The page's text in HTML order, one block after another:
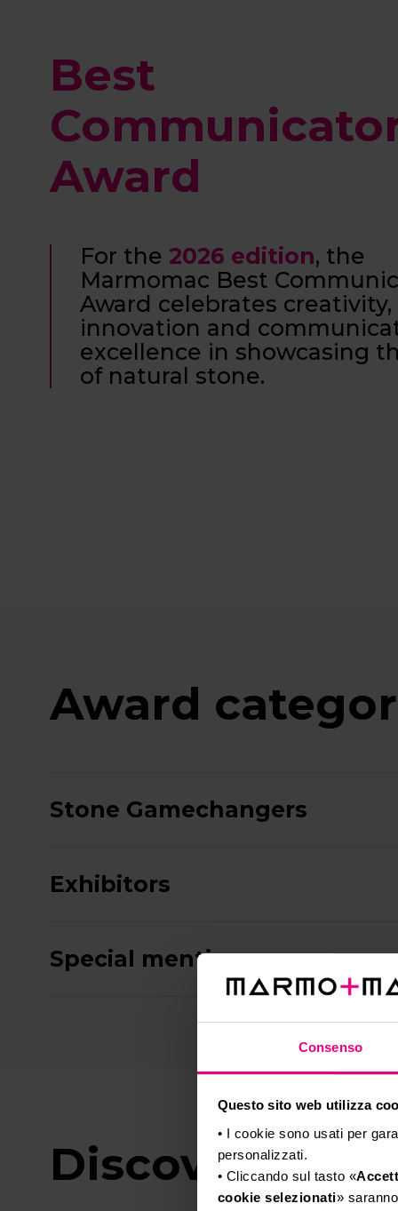
Consenso
Questo sito web utilizza
• I cookie sono usati per
personalizzati.
• Cliccando sul tasto «
cookie selezionati»
Best
Award
For the 2026 edition, the
Marmomac Best
Award celebrates creativity,
innovation and
excellence in showcasing
of natural stone.
Award
Stone Gamechangers
Exhibitors
Special mentions
Discover the